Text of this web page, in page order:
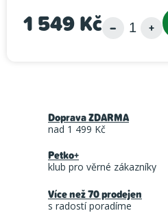
1 549 Kč
Doprava ZDARMA
nad 1 499 Kč
Petko+
klub pro věrné zákazníky
Více než 70 prodejen
s radostí poradíme